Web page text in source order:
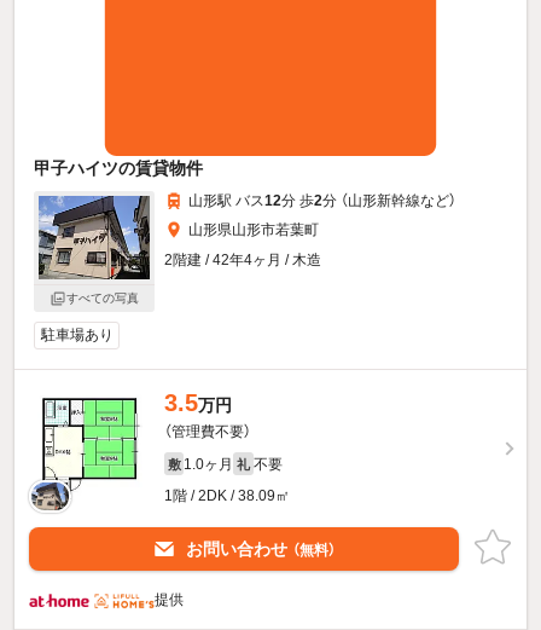
甲子ハイツの賃貸物件
すべての写真
山形駅 バス12分 歩2分 （山形新幹線など）
山形県山形市若葉町
2階建 / 42年4ヶ月 / 木造
駐車場あり
3.5万円
（管理費不要）
敷 1.0ヶ月 礼 不要
1階 / 2DK / 38.09㎡
お問い合わせ （無料）
提供